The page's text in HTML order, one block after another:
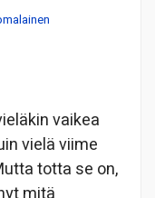
vaikea
vielä viime
totta se on,